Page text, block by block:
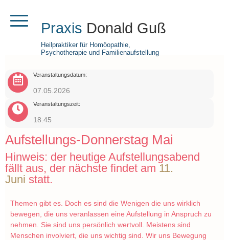
Praxis Donald Guß
Heilpraktiker für Homöopathie,
Psychotherapie und Familienaufstellung
Veranstaltungsdatum:
07.05.2026
Veranstaltungszeit:
18:45
Aufstellungs-Donnerstag Mai
Hinweis: der heutige Aufstellungsabend
fällt aus, der nächste findet am 11.
Juni statt.
Themen gibt es. Doch es sind die Wenigen die uns wirklich
bewegen, die uns veranlassen eine Aufstellung in Anspruch zu
nehmen. Sie sind uns persönlich wertvoll. Meistens sind
Menschen involviert, die uns wichtig sind. Wir uns Bewegung